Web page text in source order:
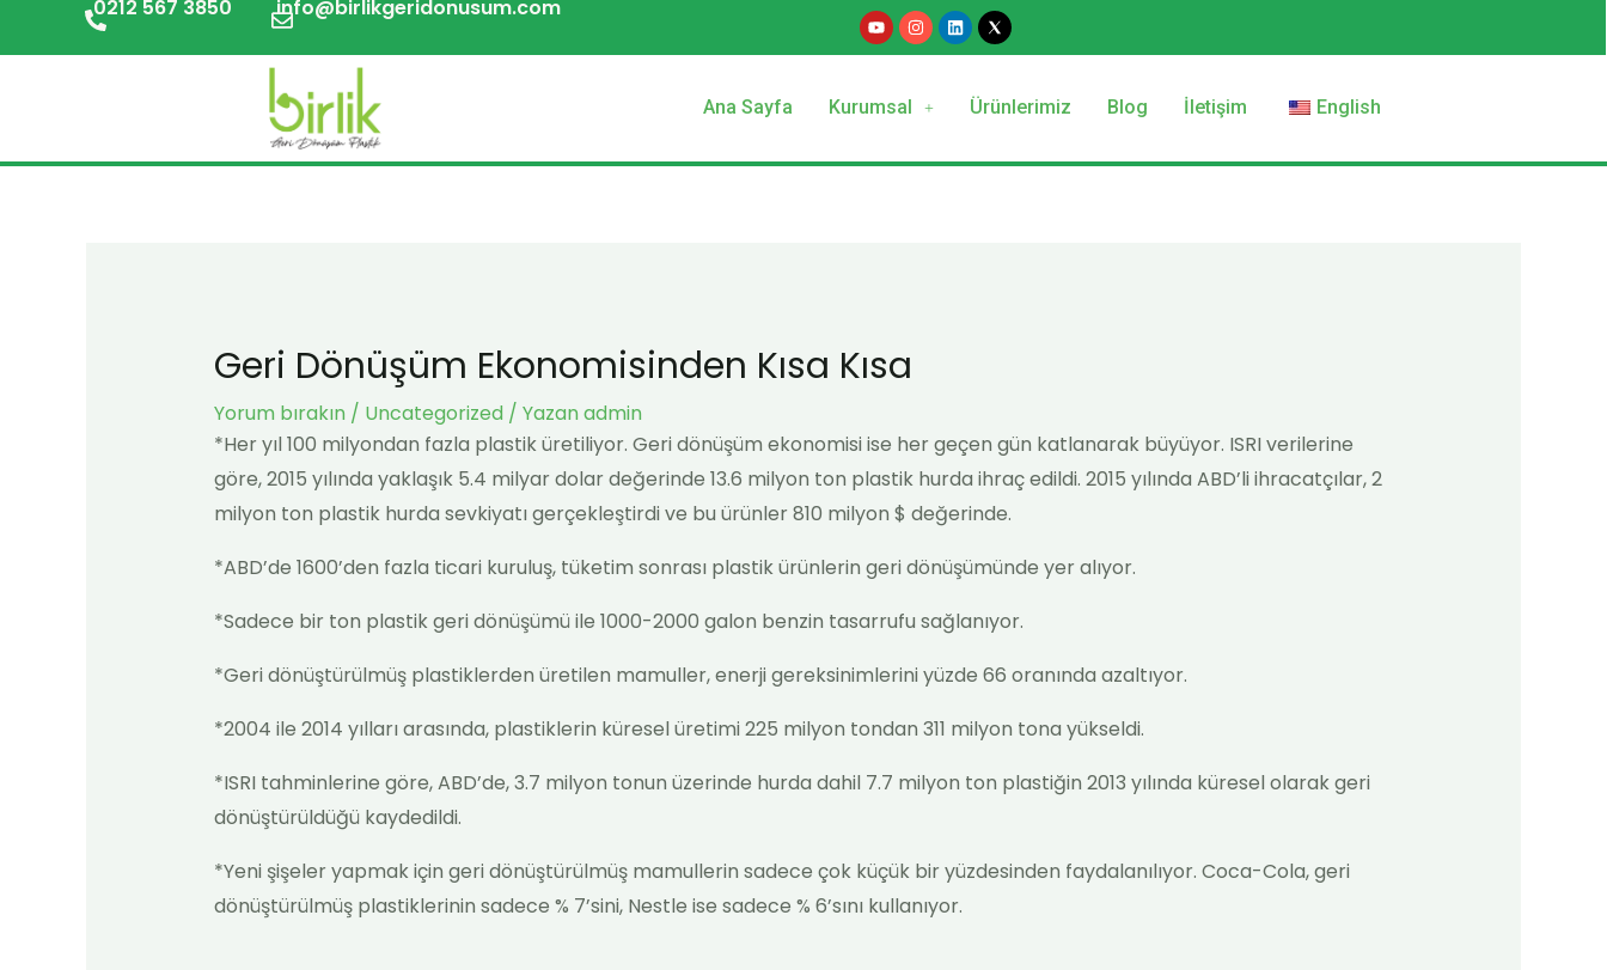
atla
0212 567 3850 info@birlikgeridonusum.com Y
o
u
b
e
I
n
s
g
L
i
n
Ana Sayfa Kurumsal Ürünlerimiz Blog İletişim English
Geri Dönüşüm Ekonomisinden Kısa Kısa
Yorum bırakın / Uncategorized / Yazan admin
*Her yıl 100 milyondan fazla plastik üretiliyor. Geri dönüşüm ekonomisi ise her geçen gün katlanarak büyüyor. ISRI verilerine
göre, 2015 yılında yaklaşık 5.4 milyar dolar değerinde 13.6 milyon ton plastik hurda ihraç edildi. 2015 yılında ABD’li ihracatçılar, 2
milyon ton plastik hurda sevkiyatı gerçekleştirdi ve bu ürünler 810 milyon $ değerinde.
*ABD’de 1600’den fazla ticari kuruluş, tüketim sonrası plastik ürünlerin geri dönüşümünde yer alıyor.
*Sadece bir ton plastik geri dönüşümü ile 1000-2000 galon benzin tasarrufu sağlanıyor.
*Geri dönüştürülmüş plastiklerden üretilen mamuller, enerji gereksinimlerini yüzde 66 oranında azaltıyor.
*2004 ile 2014 yılları arasında, plastiklerin küresel üretimi 225 milyon tondan 311 milyon tona yükseldi.
*ISRI tahminlerine göre, ABD’de, 3.7 milyon tonun üzerinde hurda dahil 7.7 milyon ton plastiğin 2013 yılında küresel olarak geri
dönüştürüldüğü kaydedildi.
*Yeni şişeler yapmak için geri dönüştürülmüş mamullerin sadece çok küçük bir yüzdesinden faydalanılıyor. Coca-Cola, geri
dönüştürülmüş plastiklerinin sadece % 7’sini, Nestle ise sadece % 6’sını kullanıyor.
Post
navigation